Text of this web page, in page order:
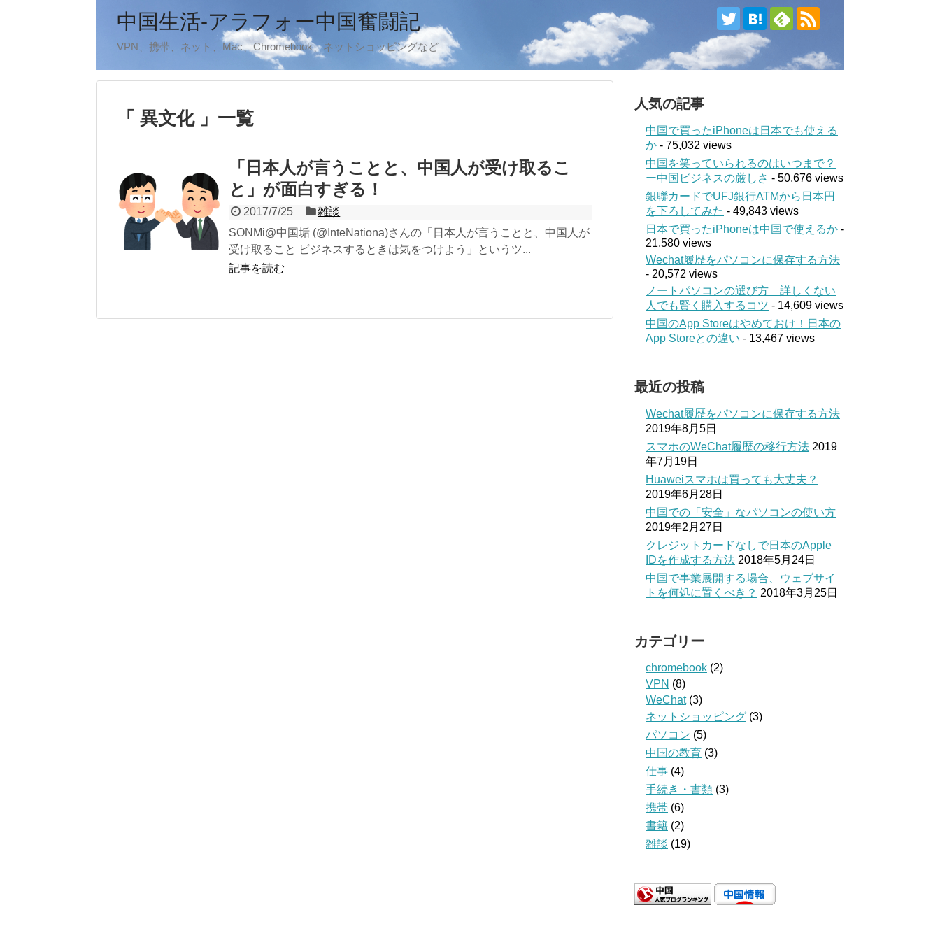
中国生活-アラフォー中国奮闘記
VPN、携帯、ネット、Mac、Chromebook、ネットショッピングなど
「 異文化 」一覧
「日本人が言うことと、中国人が受け取るこ
と」が面白すぎる！
2017/7/25
雑談
SONMi@中国垢 (@InteNationa)さんの「日本人が言うことと、中国人が
受け取ること ビジネスするときは気をつけよう」というツ...
記事を読む
人気の記事
中国で買ったiPhoneは日本でも使える
か - 75,032 views
中国を笑っていられるのはいつまで？
ー中国ビジネスの厳しさ - 50,676 views
銀聯カードでUFJ銀行ATMから日本円
を下ろしてみた - 49,843 views
日本で買ったiPhoneは中国で使えるか -
21,580 views
Wechat履歴をパソコンに保存する方法
- 20,572 views
ノートパソコンの選び方 詳しくない
人でも賢く購入するコツ - 14,609 views
中国のApp Storeはやめておけ！日本の
App Storeとの違い - 13,467 views
最近の投稿
Wechat履歴をパソコンに保存する方法
2019年8月5日
スマホのWeChat履歴の移行方法 2019
年7月19日
Huaweiスマホは買っても大丈夫？
2019年6月28日
中国での「安全」なパソコンの使い方
2019年2月27日
クレジットカードなしで日本のApple
IDを作成する方法 2018年5月24日
中国で事業展開する場合、ウェブサイ
トを何処に置くべき？ 2018年3月25日
カテゴリー
chromebook (2)
VPN (8)
WeChat(3)
ネットショッピング (3)
パソコン (5)
中国の教育 (3)
仕事 (4)
手続き・書類 (3)
携帯 (6)
書籍 (2)
雑談 (19)